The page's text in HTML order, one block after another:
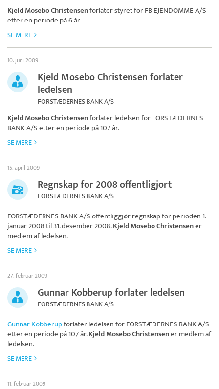
Kjeld Mosebo Christensenforlater styret forFB EJENDOMME A/S
etter en periode på 6 år.
SE MERE
10. juni 2009
Kjeld Mosebo Christensen forlater
ledelsen
FORSTÆDERNES BANK A/S
Kjeld Mosebo Christensenforlater ledelsen forFORSTÆDERNES
BANK A/Setter en periode på 107 år.
SE MERE
15. april 2009
Regnskap for 2008 offentligjort
FORSTÆDERNES BANK A/S
FORSTÆDERNES BANK A/Soffentliggjør regnskap for perioden 1.
januar 2008 til 31. desember 2008.Kjeld Mosebo Christensener
medlem af ledelsen.
SE MERE
27. februar 2009
Gunnar Kobberup forlater ledelsen
FORSTÆDERNES BANK A/S
Gunnar Kobberupforlater ledelsen forFORSTÆDERNES BANK A/S
etter en periode på 107 år.Kjeld Mosebo Christensener medlem af
ledelsen.
SE MERE
11. februar 2009